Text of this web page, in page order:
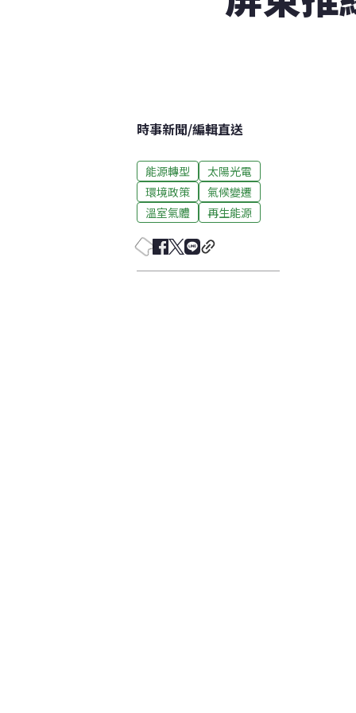
時事新聞/編輯直送
能源轉型
太陽光電
環境政策
氣候變遷
溫室氣體
再生能源